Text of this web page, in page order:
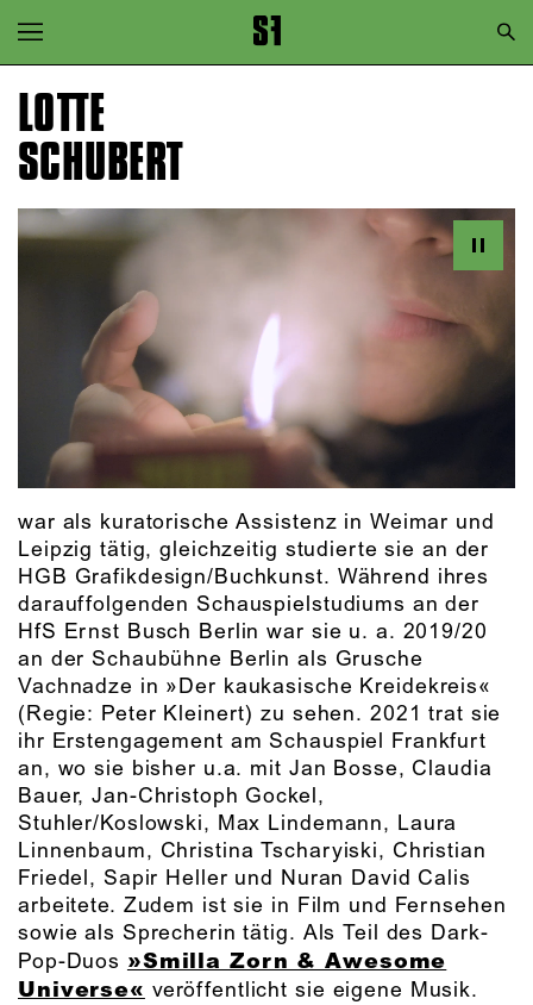
Zur Hauptnavigation springen
Zum Hauptinhalt springen
Zum Footer springen
LOTTE
SCHUBERT
war als kuratorische Assistenz in Weimar und
Leipzig tätig, gleichzeitig studierte sie an der
HGB Grafikdesign/Buchkunst. Während ihres
darauffolgenden Schauspielstudiums an der
HfS Ernst Busch Berlin war sie u. a. 2019/20
an der Schaubühne Berlin als Grusche
Vachnadze in »Der kaukasische Kreidekreis«
(Regie: Peter Kleinert) zu sehen. 2021 trat sie
ihr Erstengagement am Schauspiel Frankfurt
an, wo sie bisher u.a. mit Jan Bosse, Claudia
Bauer, Jan-Christoph Gockel,
Stuhler/Koslowski, Max Lindemann, Laura
Linnenbaum, Christina Tscharyiski, Christian
Friedel, Sapir Heller und Nuran David Calis
arbeitete. Zudem ist sie in Film und Fernsehen
sowie als Sprecherin tätig. Als Teil des Dark-
Pop-Duos »Smilla Zorn & Awesome
Universe« veröffentlicht sie eigene Musik.